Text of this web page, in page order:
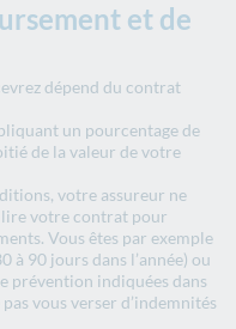
et de
dépend du contrat
un pourcentage de
de la valeur de votre
votre assureur ne
lire votre contrat pour
Vous êtes par exemple
à 90 jours dans l’année) ou
prévention indiquées dans
vous verser d’indemnités